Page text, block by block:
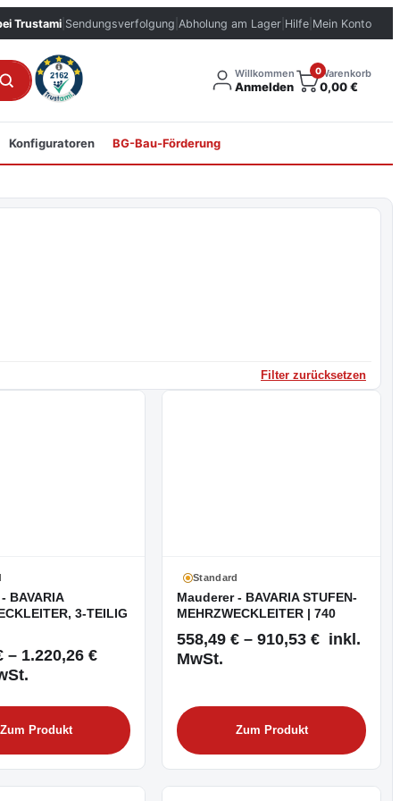
Trustami Sendungsverfolgung Abholung am Lager Hilfe Mein Konto
Willkommen
Anmelden
0Warenkorb
0,00€
Konfiguratoren BG-Bau-Förderung
Filter zurücksetzen
BAVARIA
3-TEILIG
– 1.220,26 €
Zum Produkt
Standard
Mauderer - BAVARIA STUFEN-
MEHRZWECKLEITER | 740
558,49 € – 910,53 € inkl.
MwSt.
Zum Produkt